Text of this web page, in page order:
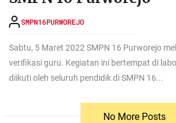
SMPN16PURWOREJO
Sabtu, 5 Maret 2022 SMPN 16 Purworejo
verifikasi guru. Kegiatan ini bertempat di
diikuti oleh seluruh pendidik di SMPN 16...
No More Posts